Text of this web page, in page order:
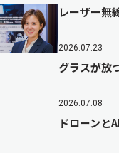
レーザー無
2026.07.23
グラスが放
2026.07.08
ドローン